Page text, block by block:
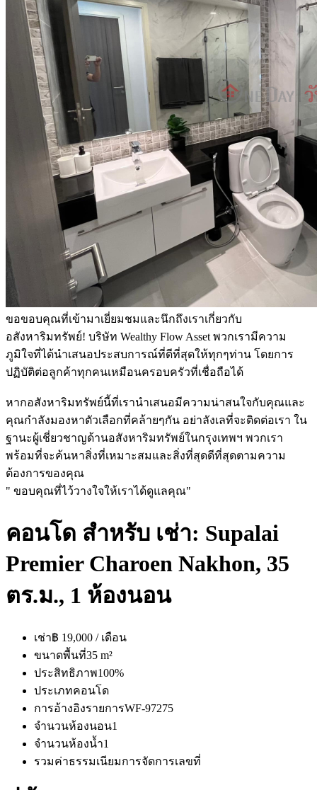
ขอขอบคุณที่เข้ามาเยี่ยมชมและนึกถึงเราเกี่ยวกับ
อสังหาริมทรัพย์! บริษัท Wealthy Flow Asset พวกเรามีความ
ภูมิใจที่ได้นำเสนอประสบการณ์ที่ดีที่สุดให้ทุกๆท่าน โดยการ
ปฏิบัติต่อลูกค้าทุกคนเหมือนครอบครัวที่เชื่อถือได้
หากอสังหาริมทรัพย์นี้ที่เรานำเสนอมีความน่าสนใจกับคุณและ
คุณกำลังมองหาตัวเลือกที่คล้ายๆกัน อย่าลังเลที่จะติดต่อเรา ใน
ฐานะผู้เชี่ยวชาญด้านอสังหาริมทรัพย์ในกรุงเทพฯ พวกเรา
พร้อมที่จะค้นหาสิ่งที่เหมาะสมและสิ่งที่สุดดีที่สุดตามความ
ต้องการของคุณ
" ขอบคุณที่ไว้วางใจให้เราได้ดูแลคุณ"
คอนโด สำหรับ เช่า: Supalai
Premier Charoen Nakhon, 35
ตร.ม., 1 ห้องนอน
เช่า฿ 19,000 / เดือน
ขนาดพื้นที่35 m²
ประสิทธิภาพ100%
ประเภทคอนโด
การอ้างอิงรายการWF-97275
จำนวนห้องนอน1
จำนวนห้องน้ำ1
รวมค่าธรรมเนียมการจัดการเลขที่